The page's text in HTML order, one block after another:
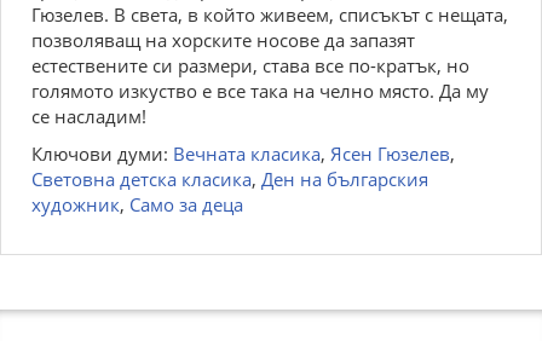
Гюзелев. В света, в който живеем, списъкът с нещата,
позволяващ на хорските носове да запазят
естествените си размери, става все по-кратък, но
голямото изкуство е все така на челно място. Да му
се насладим!
Ключови думи: Вечната класика, Ясен Гюзелев,
Световна детска класика, Ден на българския
художник, Само за деца